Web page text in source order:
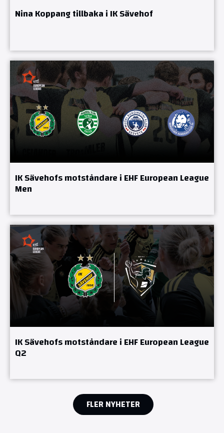
Nina Koppang tillbaka i IK Sävehof
IK Sävehofs motståndare i EHF European League
Men
IK Sävehofs motståndare i EHF European League
Q2
FLER NYHETER